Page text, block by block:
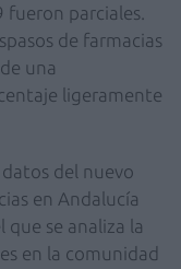
parciales.
de farmacias
una
ligeramente
del nuevo
en Andalucía
que se analiza la
en la comunidad